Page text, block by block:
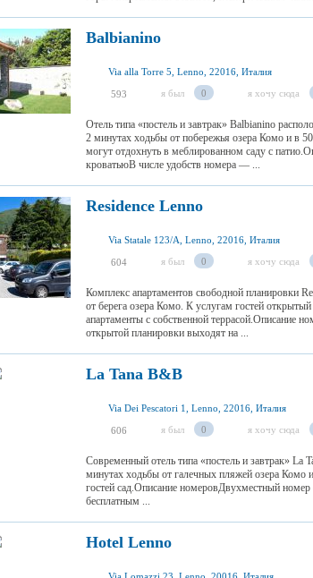
Balbianino
Via alla Torre 5, Lenno, 22016, Италия
593 я был 0 я хочу сюда
Отель типа «постель и завтрак» Balbianino
2 минутах ходьбы от побережья озера Комо и в
могут отдохнуть в меблированном саду с
кроватьюВ числе удобств номера — ...
Residence Lenno
Via Statale 123/A, Lenno, 22016, Италия
604 я был 0 я хочу сюда
Комплекс апартаментов свободной планировки
от берега озера Комо. К услугам гостей
апартаменты с собственной террасой.Описание
открытой планировки выходят на ...
La Tana B&B
Via Dei Pescatori 1, Lenno, 22016, Италия
606 я был 0 я хочу сюда
Современный отель типа «постель и завтрак» La
минутах ходьбы от галечных пляжей озера
гостей сад.Описание номеровДвухместный
бесплатным ...
Hotel Lenno